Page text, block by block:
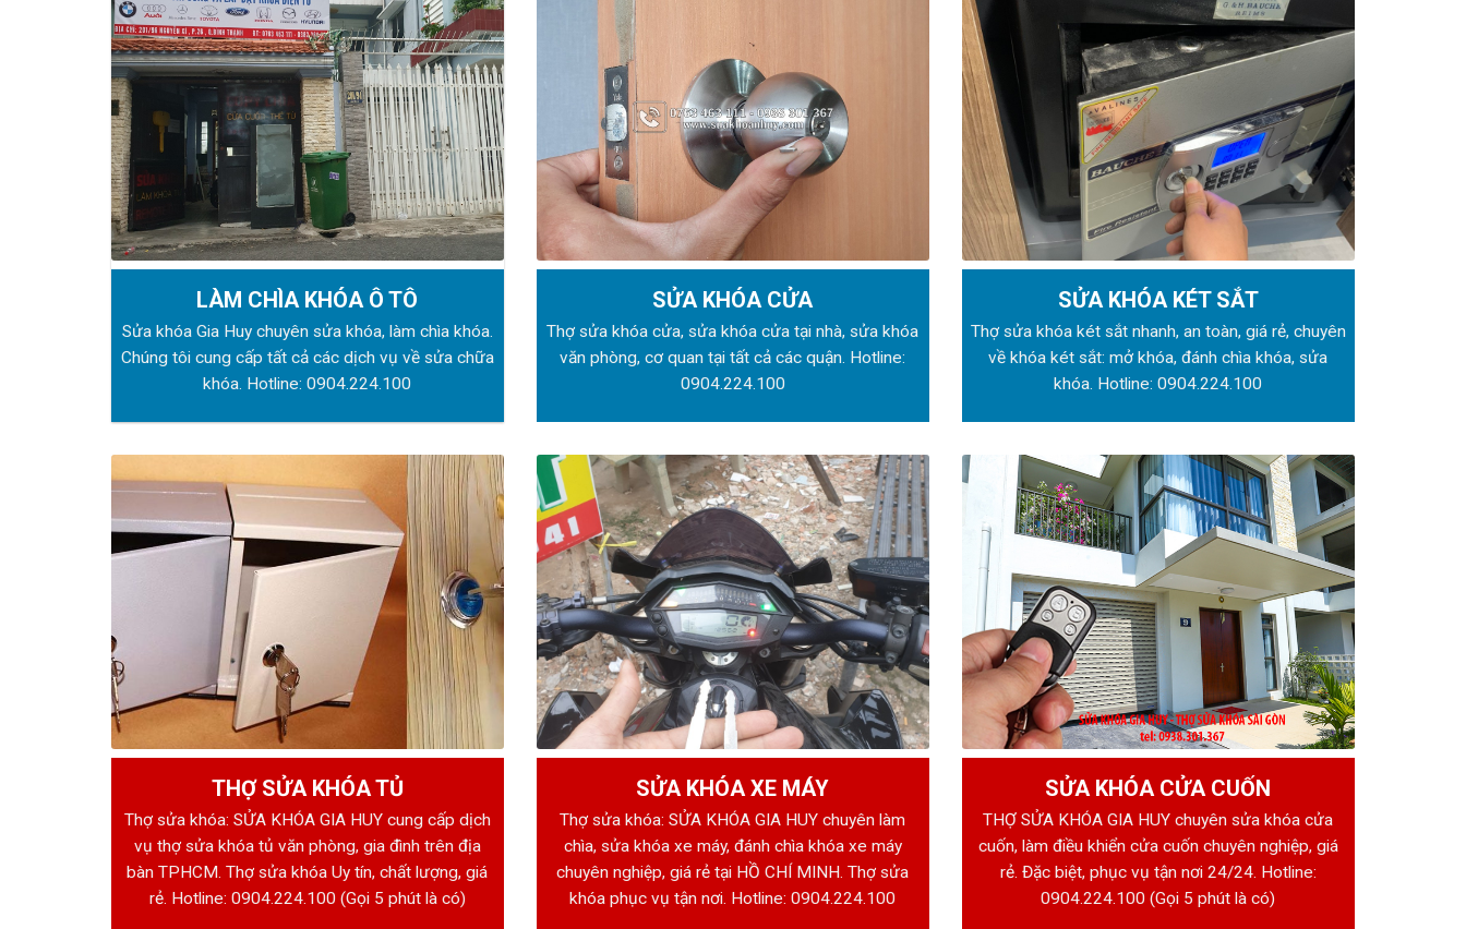
LÀM CHÌA KHÓA Ô TÔ
Sửa khóa Gia Huy chuyên sửa khóa, làm chìa khóa.
Chúng tôi cung cấp tất cả các dịch vụ về sửa chữa
khóa. Hotline:0904.224.100
SỬA KHÓA CỬA
Thợ sửa khóa cửa, sửa khóa cửa tại nhà, sửa khóa
văn phòng, cơ quan tại tất cả các quận. Hotline:
0904.224.100
SỬA KHÓA KÉT SẮT
Thợ sửa khóakét sắt nhanh, an toàn, giá rẻ, chuyên
về khóa két sắt: mở khóa, đánh chìa khóa, sửa
khóa. Hotline:0904.224.100
THỢ SỬA KHÓA TỦ
Thợ sửa khóa: SỬA KHÓA GIA HUY cung cấp dịch
vụ thợ sửa khóa tủ văn phòng, gia đình trên địa
bàn TPHCM. Thợ sửa khóa Uy tín, chất lượng, giá
rẻ. Hotline: 0904.224.100(Gọi 5 phút là có)
SỬA KHÓA XE MÁY
Thợ sửa khóa: SỬA KHÓA GIA HUY chuyên làm
chìa, sửa khóa xe máy, đánh chìa khóa xe máy
chuyên nghiệp, giá rẻ tại HỒ CHÍ MINH. Thợ sửa
khóa phục vụ tận nơi. Hotline:0904.224.100
SỬA KHÓA CỬA CUỐN
THỢ SỬA KHÓA GIA HUY chuyên sửa khóa cửa
cuốn, làm điều khiển cửa cuốn chuyên nghiệp, giá
rẻ. Đặc biệt, phục vụ tận nơi 24/24. Hotline:
0904.224.100 (Gọi 5 phút là có)